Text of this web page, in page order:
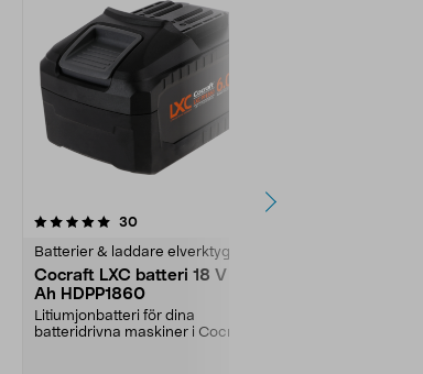
30recensioner
Batterier & laddare elverktyg
Cocraft LXC batteri 18 V 6,0
Ah HDPP1860
Litiumjonbatteri för dina
batteridrivna maskiner i Cocraft
4.5 av 5 stjärnor